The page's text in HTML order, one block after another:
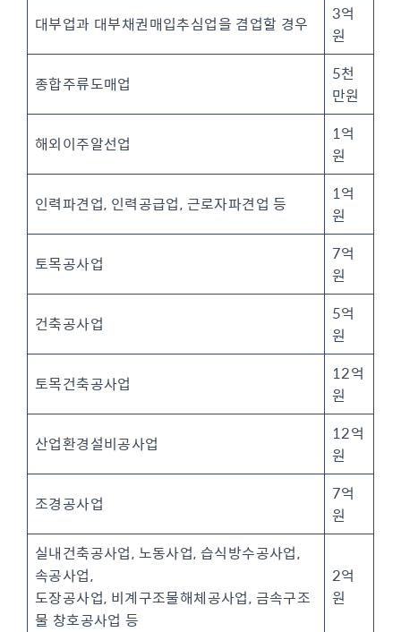
대부업과 대부채권매입추심업을 겸업할 경우
3억
원
종합주류도매업
5천
만원
해외이주알선업
1억
원
인력파견업, 인력공급업, 근로자파견업 등
1억
원
토목공사업
7억
원
건축공사업
5억
원
토목건축공사업
12억
원
산업환경설비공사업
12억
원
조경공사업
7억
원
실내건축공사업, 노동사업, 습식방수공사업,
속공사업,
도장공사업, 비계구조물해체공사업, 금속구조
물 창호공사업 등
2억
원